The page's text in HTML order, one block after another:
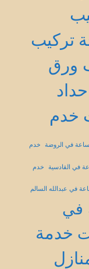
تركيب
ورق
حداد
خدم
في الروضة خدم
في القادسية خدم
في عبدالله السالم
في
خدمة